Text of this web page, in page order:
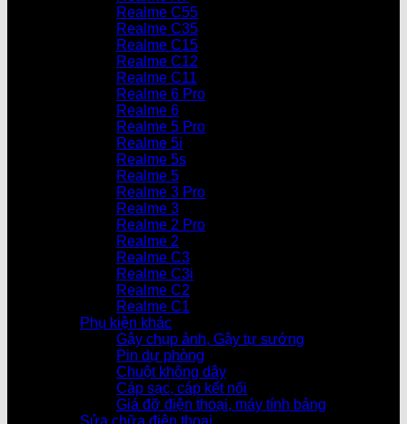
Realme C55
Realme C35
Realme C15
Realme C12
Realme C11
Realme 6 Pro
Realme 6
Realme 5 Pro
Realme 5i
Realme 5s
Realme 5
Realme 3 Pro
Realme 3
Realme 2 Pro
Realme 2
Realme C3
Realme C3i
Realme C2
Realme C1
Phụ kiện khác
Gậy chụp ảnh, Gậy tự sướng
Pin dự phòng
Chuột không dây
Cáp sạc, cáp kết nối
Giá đỡ điện thoại, máy tính bảng
Sửa chữa điện thoại